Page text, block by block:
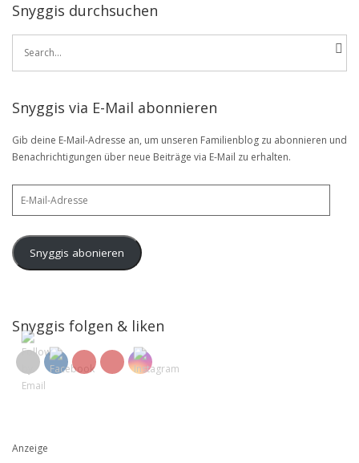
Snyggis durchsuchen
Search
Snyggis via E-Mail abonnieren
Gib deine E-Mail-Adresse an, um unseren Familienblog zu abonnieren und
Benachrichtigungen über neue Beiträge via E-Mail zu erhalten.
Snyggis abonieren
Snyggis folgen & liken
Anzeige